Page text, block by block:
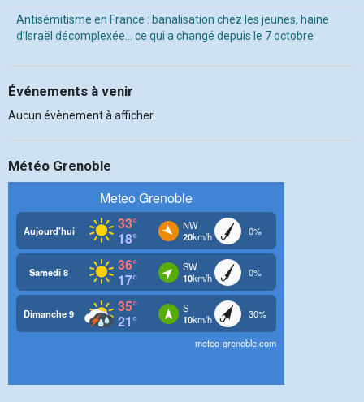
Antisémitisme en France : banalisation chez les jeunes, haine
d’Israël décomplexée… ce qui a changé depuis le 7 octobre
Événements à venir
Aucun évènement à afficher.
Météo Grenoble